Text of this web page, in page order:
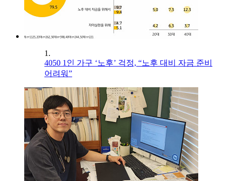
1.
4050 1인 가구 ‘노후’ 걱정, “노후 대비 자금 준비
어려워”